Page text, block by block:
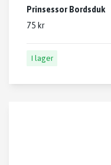
Prinsessor Bordsduk
75 kr
I lager